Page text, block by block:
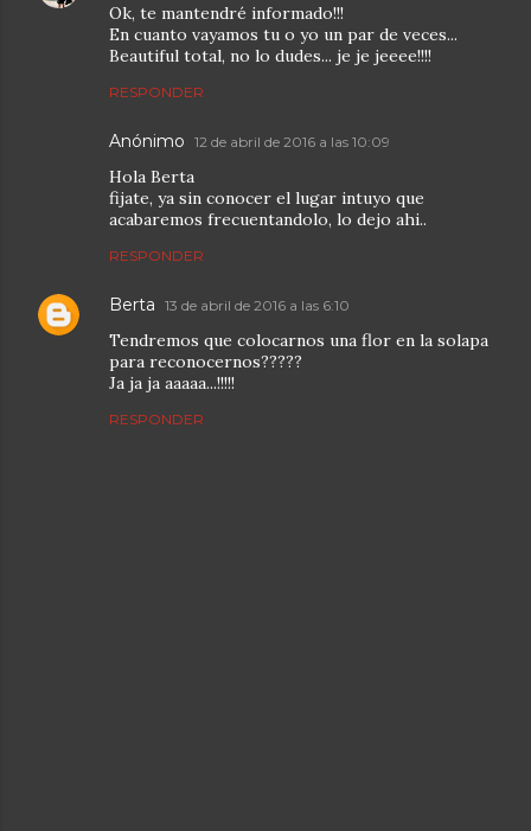
Ok, te mantendré informado!!!
En cuanto vayamos tu o yo un par de veces...
Beautiful total, no lo dudes... je je jeeee!!!!
RESPONDER
Anónimo 12 de abril de 2016 a las 10:09
Hola Berta
fijate, ya sin conocer el lugar intuyo que
acabaremos frecuentandolo, lo dejo ahi..
RESPONDER
Berta 13 de abril de 2016 a las 6:10
Tendremos que colocarnos una flor en la solapa
para reconocernos?????
Ja ja ja aaaaa...!!!!!
RESPONDER